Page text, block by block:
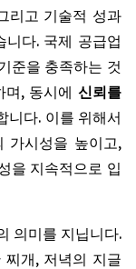
리고 기술적 성과
다. 국제 공급업
준을 충족하는 것
, 동시에 신뢰를
니다. 이를 위해서
가시성을 높이고,
을 지속적으로 입
의미를 지닙니다.
개, 저녁의 지글